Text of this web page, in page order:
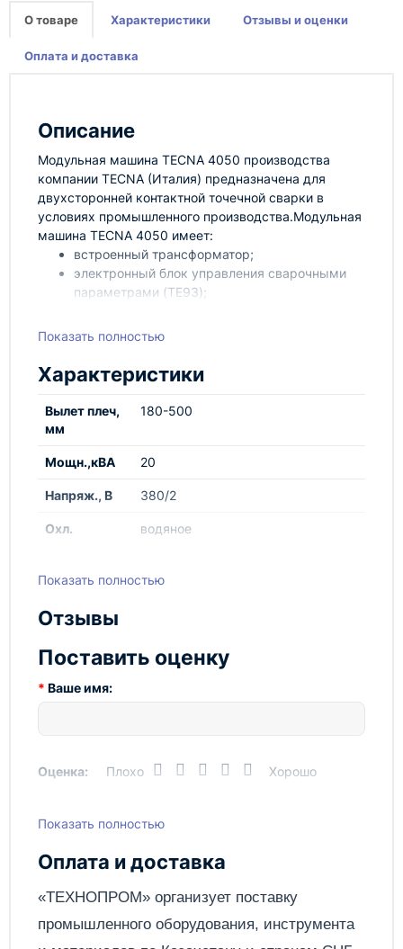
О товаре Характеристики Отзывы и оценки
Оплата и доставка
Описание
Модульная машина TECNA 4050 производства
компании TECNA (Италия) предназначена для
двухсторонней контактной точечной сварки в
условиях промышленного производства.Модульная
машина TECNA 4050 имеет:
встроенный трансформатор;
электронный блок управления сварочными
параметрами (TE93);
радиальное перемещение верхнего плеча;
возможность синхронизации блоков
управления.
Показать полностью
Характеристики
Вылет плеч,
мм
180-500
Мощн.,кВА 20
Напряж., В 380/2
Охл. водяное
Вес, кг
Показать полностью
Отзывы
Поставить оценку
Ваше имя:
Оценка: Плохо Хорошо
Написать отзыв
Показать полностью
Оплата и доставка
«ТЕХНОПРОМ» организует поставку
промышленного оборудования, инструмента